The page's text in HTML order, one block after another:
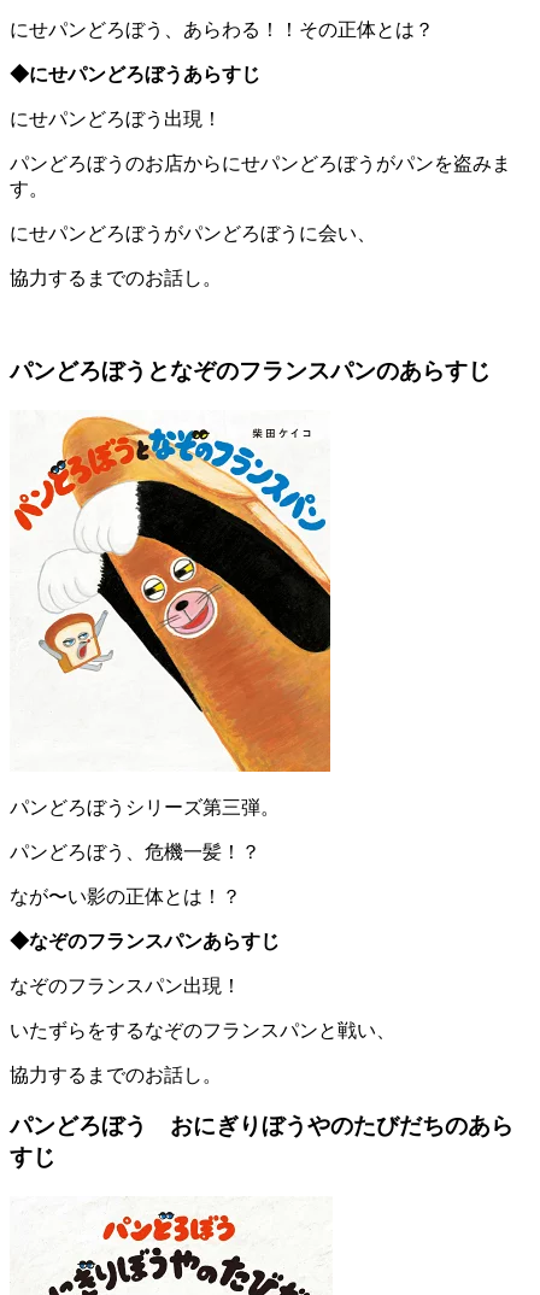
にせパンどろぼう、あらわる！！その正体とは？
◆にせパンどろぼうあらすじ
にせパンどろぼう出現！
パンどろぼうのお店からにせパンどろぼうがパンを盗みま
す。
にせパンどろぼうがパンどろぼうに会い、
協力するまでのお話し。
パンどろぼうとなぞのフランスパンのあらすじ
パンどろぼうシリーズ第三弾。
パンどろぼう、危機一髪！？
なが〜い影の正体とは！？
◆なぞのフランスパンあらすじ
なぞのフランスパン出現！
いたずらをするなぞのフランスパンと戦い、
協力するまでのお話し。
パンどろぼう おにぎりぼうやのたびだちのあら
すじ